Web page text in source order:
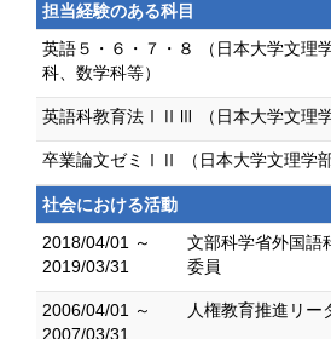
担当経験のある科目
英語５・６・７・８ （日本大学文理
科、数学科等）
英語科教育法ⅠⅡⅢ （日本大学文理学
卒業論文ゼミⅠⅡ （日本大学文理学部
社会における活動
2018/04/01 ～
2019/03/31
文部科学省外国語
委員
2006/04/01 ～
2007/03/31
人権教育推進リー